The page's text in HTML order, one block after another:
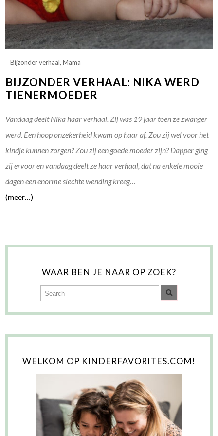
Bijzonder verhaal,Mama
BIJZONDER VERHAAL: NIKA WERD
TIENERMOEDER
Vandaag deelt Nika haar verhaal. Zij was 19 jaar toen ze zwanger
werd. Een hoop onzekerheid kwam op haar af. Zou zij wel voor het
kindje kunnen zorgen? Zou zij een goede moeder zijn? Dapper ging
zij ervoor en vandaag deelt ze haar verhaal, dat na enkele mooie
dagen een enorme slechte wending kreeg…
(meer…)
WAAR BEN JE NAAR OP ZOEK?
WELKOM OP KINDERFAVORITES.COM!